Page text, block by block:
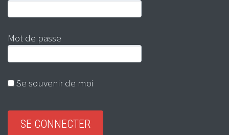
Mot de passe
Se souvenir de moi